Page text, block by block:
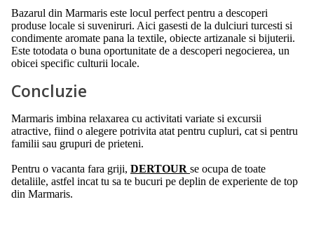
Bazarul din Marmaris este locul perfect pentru a descoperi
produse locale si suveniruri. Aici gasesti de la dulciuri turcesti si
condimente aromate pana la textile, obiecte artizanale si bijuterii.
Este totodata o buna oportunitate de a descoperi negocierea, un
obicei specific culturii locale.
Concluzie
Marmaris imbina relaxarea cu activitati variate si excursii
atractive, fiind o alegere potrivita atat pentru cupluri, cat si pentru
familii sau grupuri de prieteni.
Pentru o vacanta fara griji, DERTOUR se ocupa de toate
detaliile, astfel incat tu sa te bucuri pe deplin de experiente de top
din Marmaris.